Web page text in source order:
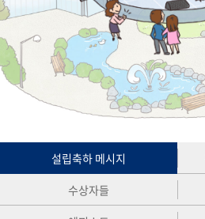
50+1 주년 기념
성과 50선 숫자로 보는 50년 50
세계와 함께 한 KIHASA
VR 역사관
설립축하 메시지
수상자들